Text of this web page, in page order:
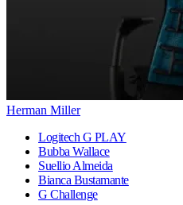
Herman Miller
Logitech G PLAY
Bubba Wallace
Suellio Almeida
Bianca Bustamante
G Challenge